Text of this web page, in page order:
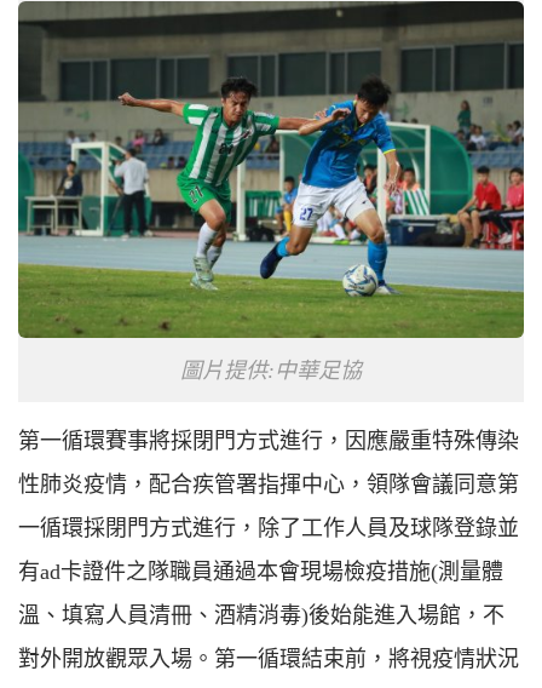
圖片提供:中華足協
第一循環賽事將採閉門方式進行，因應嚴重特殊傳染
性肺炎疫情，配合疾管署指揮中心，領隊會議同意第
一循環採閉門方式進行，除了工作人員及球隊登錄並
有ad卡證件之隊職員通過本會現場檢疫措施(測量體
溫、填寫人員清冊、酒精消毒)後始能進入場館，不
對外開放觀眾入場。第一循環結束前，將視疫情狀況